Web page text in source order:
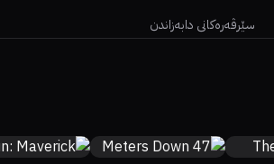
سێرڤەرەکانی دابەزاندن